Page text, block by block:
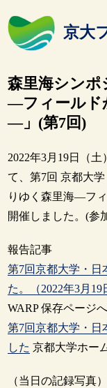
京大
森里海シン
―フィールド
―」(第7回)
2022年3月19日（
て、第7回 京都大
りゆく森里海―フ
開催しました。(参
報告記事
第7回京都大学・日
た。（2022年3月19
WARP 保存ページ
第7回京都大学・日
した 京都大学ホー
（当日の記録写真）